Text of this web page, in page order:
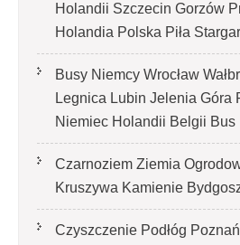
Holandii Szczecin Gorzów
Holandia Polska Piła
Busy Niemcy Wrocław
Legnica Lubin Jelenia Góra
Niemiec Holandii Belgii Bus
Czarnoziem Ziemia
Kruszywa Kamienie
Czyszczenie Podłóg